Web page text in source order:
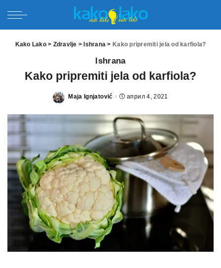
Kako Lako> Zdravlje > Ishrana > Kako pripremiti jela od karfiola?
Ishrana
Kako pripremiti jela od karfiola?
Posted
Maja Ignjatović април 4, 2021